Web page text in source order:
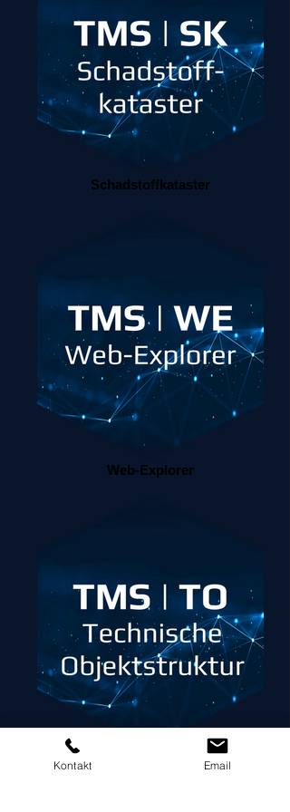
Schadstoffkataster
Web-Explorer
Technische Objektstruktur
Kontakt Email